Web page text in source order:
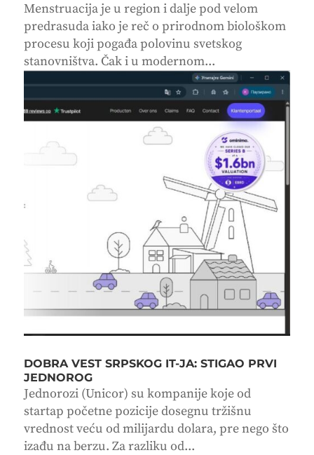
Menstruacija je u region i dalje pod velom
predrasuda iako je reč o prirodnom biološkom
procesu koji pogađa polovinu svetskog
stanovništva. Čak i u modernom...
DOBRA VEST SRPSKOG IT-JA: STIGAO PRVI
JEDNOROG
Jednorozi (Unicor) su kompanije koje od
startap početne pozicije dosegnu tržišnu
vrednost veću od milijardu dolara, pre nego što
izađu na berzu. Za razliku od...